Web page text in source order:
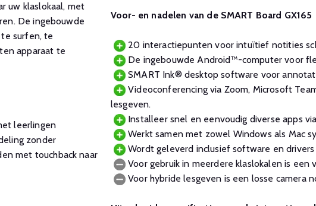
uw klaslokaal, met
De ingebouwde
surfen, te
apparaat te
leerlingen
zonder
met touchback naar
Voor- en nadelen van de SMART Board GX165
20 interactiepunten voor intuïtief notities
De ingebouwde Android™-computer voor
SMART Ink® desktop software voor
Videoconferencing via Zoom, Microsoft
lesgeven.
Installeer snel en eenvoudig diverse apps
Werkt samen met zowel Windows als Mac
Wordt geleverd inclusief software en
Voor gebruik in meerdere klaslokalen is een
Voor hybride lesgeven is een losse camera